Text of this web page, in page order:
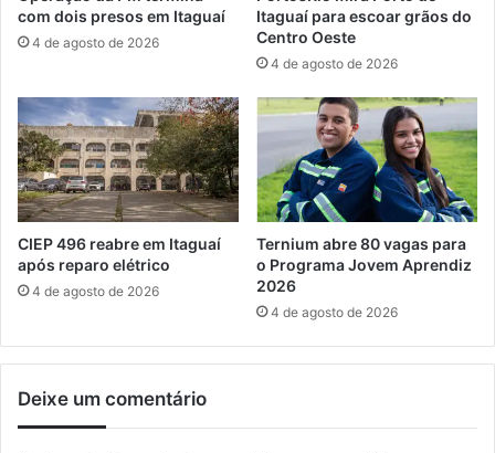
t
e
s
m
A
n
g
r
a
d
o
s
i
a
S
b
r
a
e
f
i
r
m
a
c
e
com dois presos em Itaguaí
4 de agosto de 2026
Itaguaí para escoar grãos do
Centro Oeste
4 de agosto de 2026
CIEP 496 reabre em Itaguaí
após reparo elétrico
4 de agosto de 2026
Ternium abre 80 vagas para
o Programa Jovem Aprendiz
2026
4 de agosto de 2026
Deixe um comentário